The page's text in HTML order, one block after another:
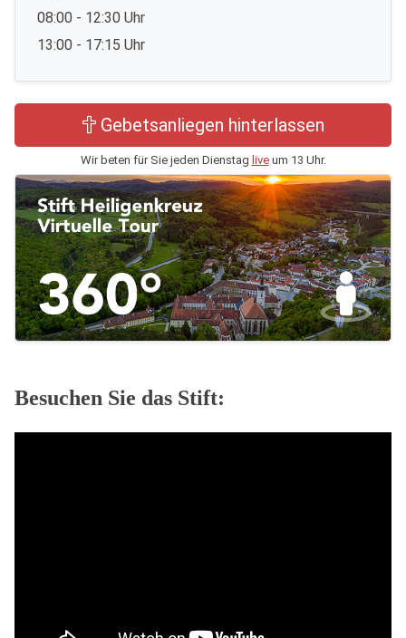
08:00 - 12:30 Uhr
13:00 - 17:15 Uhr
Gebetsanliegen hinterlassen
Wir beten für Sie jeden Dienstag liveum 13 Uhr.
Besuchen Sie das Stift: